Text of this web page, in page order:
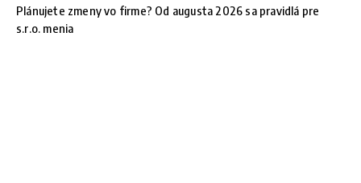
Plánujete zmeny vo firme? Od augusta 2026 sa pravidlá pre
s.r.o. menia